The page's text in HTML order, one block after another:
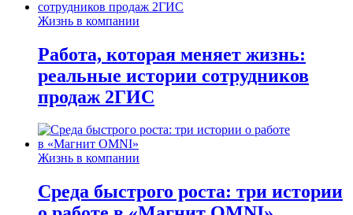
Жизнь в компании
Работа, которая меняет жизнь:
реальные истории сотрудников
продаж 2ГИС
Жизнь в компании
Среда быстрого роста: три истории